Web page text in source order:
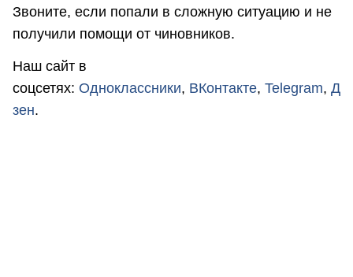
Звоните, если попали в сложную ситуацию и не
получили помощи от чиновников.
Наш сайт в
соцсетях: Одноклассники, ВКонтакте, Telegram, Д
зен.